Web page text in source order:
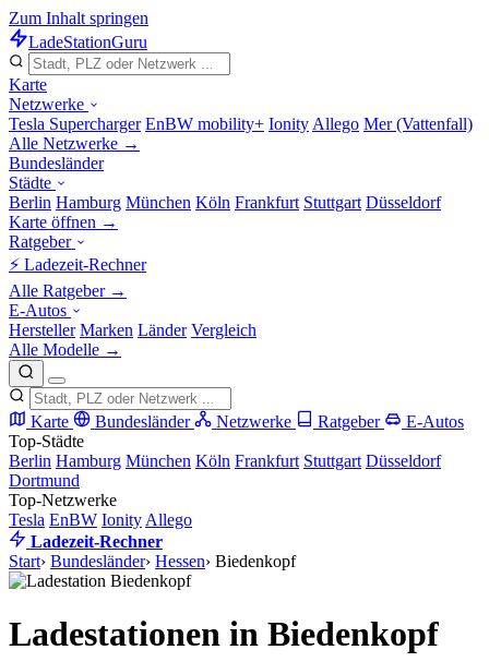
Zum Inhalt springen
LadeStationGuru
Karte
Netzwerke
Tesla Supercharger EnBW mobility+ Ionity Allego Mer (Vattenfall)
Alle Netzwerke →
Bundesländer
Städte
Berlin Hamburg München Köln Frankfurt Stuttgart Düsseldorf
Karte öffnen →
Ratgeber
⚡ Ladezeit-Rechner
Alle Ratgeber →
E-Autos
Hersteller Marken Länder Vergleich
Alle Modelle →
Karte Bundesländer Netzwerke Ratgeber
E-Autos
Top-Städte
Berlin Hamburg München Köln Frankfurt Stuttgart Düsseldorf
Dortmund
Top-Netzwerke
Tesla EnBW Ionity Allego
Ladezeit-Rechner
Start› Bundesländer› Hessen› Biedenkopf
Ladestationen in Biedenkopf